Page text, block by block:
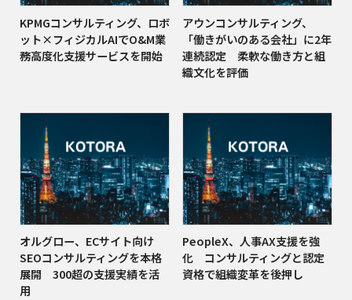
KPMGコンサルティング、ロボ
ット×フィジカルAIでO&M業
務高度化支援サービスを開始
アウンコンサルティング、
「働きがいのある会社」に2年
連続認定 柔軟な働き方と組
織文化を評価
オルグロー、ECサイト向け
SEOコンサルティングを本格
展開 300超の支援実績を活
用
PeopleX、人事AX支援を強
化 コンサルティングと認定
資格で組織変革を後押し